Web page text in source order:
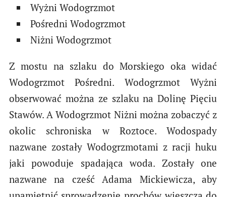
Wyżni Wodogrzmot
Pośredni Wodogrzmot
Niżni Wodogrzmot
Z mostu na szlaku do Morskiego oka widać
Wodogrzmot Pośredni. Wodogrzmot Wyżni
obserwować można ze szlaku na Dolinę Pięciu
Stawów. A Wodogrzmot Niżni można zobaczyć z
okolic schroniska w Roztoce. Wodospady
nazwane zostały Wodogrzmotami z racji huku
jaki powoduje spadająca woda. Zostały one
nazwane na cześć Adama Mickiewicza, aby